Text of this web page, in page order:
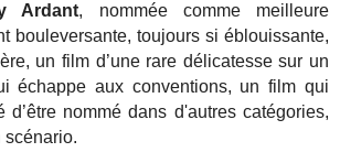
Ardant, nommée comme meilleure
bouleversante, toujours si éblouissante,
un film d’une rare délicatesse sur un
échappe aux conventions, un film qui
d’être nommé dans d'autres catégories,
scénario.